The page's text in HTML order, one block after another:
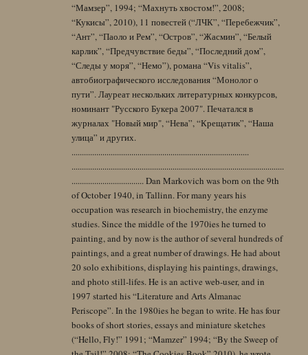
“Мамзер”, 1994; “Махнуть хвостом!”, 2008;
“Кукисы”, 2010), 11 повестей (“ЛЧК”, “Перебежчик”,
“Ант”, “Паоло и Рем”, “Остров”, “Жасмин”, “Белый
карлик”, “Предчувствие беды”, “Последний дом”,
“Следы у моря”, “Немо”), романа “Vis vitalis”,
автобиографического исследования “Монолог о
пути”. Лауреат нескольких литературных конкурсов,
номинант "Русского Букера 2007". Печатался в
журналах "Новый мир", “Нева”, “Крещатик”, “Наша
улица” и других.
......................................................................................
.......................................................................................................
................................... Dan Markovich was born on the 9th
of October 1940, in Tallinn. For many years his
occupation was research in biochemistry, the enzyme
studies. Since the middle of the 1970ies he turned to
painting, and by now is the author of several hundreds of
paintings, and a great number of drawings. He had about
20 solo exhibitions, displaying his paintings, drawings,
and photo still-lifes. He is an active web-user, and in
1997 started his “Literature and Arts Almanac
Periscope”. In the 1980ies he began to write. He has four
books of short stories, essays and miniature sketches
(“Hello, Fly!” 1991; “Mamzer” 1994; “By the Sweep of